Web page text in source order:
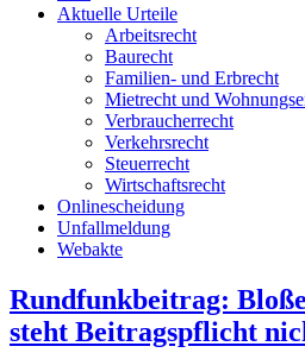
Aktuelle Urteile
Arbeitsrecht
Baurecht
Familien- und Erbrecht
Mietrecht und
Verbraucherrecht
Verkehrsrecht
Steuerrecht
Wirtschaftsrecht
Onlinescheidung
Unfallmeldung
Webakte
Rundfunkbeitrag:
steht Beitragspflicht